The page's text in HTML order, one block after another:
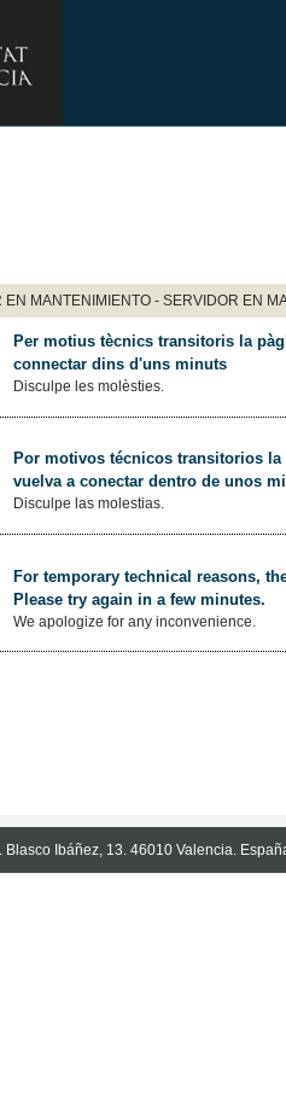
EN MANTENIMIENTO - SERVIDOR EN
Per motius tècnics transitoris la
connectar dins d'uns minuts
Disculpe les molèsties.
Por motivos técnicos transitorios
vuelva a conectar dentro de unos
Disculpe las molestias.
For temporary technical reasons,
Please try again in a few minutes.
We apologize for any inconvenience.
Ibáñez, 13. 46010 Valencia.